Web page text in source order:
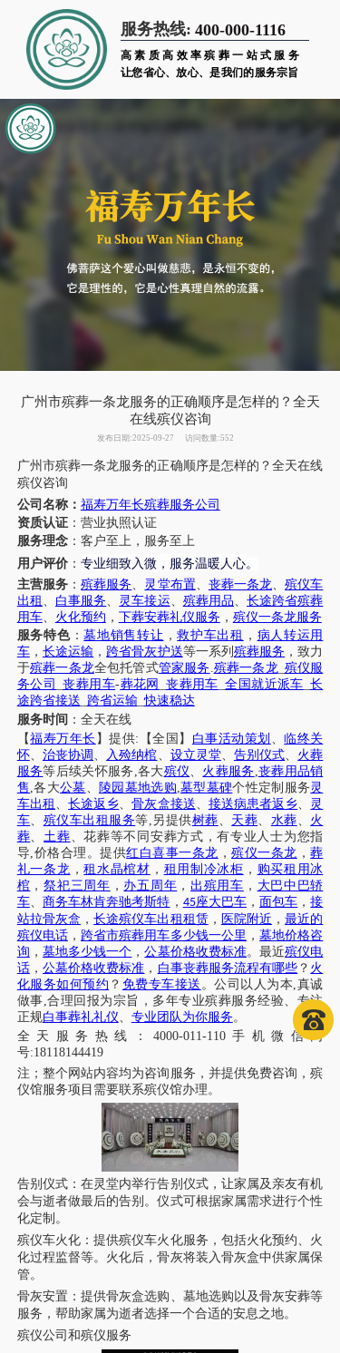
服务热线: 400-000-1116
高素质高效率殡葬一站式服务
让您省心、放心、是我们的服务宗旨
广州市殡葬一条龙服务的正确顺序是怎样的？全天
在线殡仪咨询
发布日期:2025-09-27 访问数量:552
广州市殡葬一条龙服务的正确顺序是怎样的 ？全天在线
殡仪咨询
公司名称： 福寿万年长殡葬服务公司
资质认证：营业执照认证
服务理念：客户至上，服务至上
用户评价： 专业细致入微，服务温暖人心。
主营服务 ：殡葬服务、 灵堂布置、 丧葬一条龙、殡仪车
出租 、 白事服务、 灵车接运、 殡葬用品、 长途跨省殡葬
用车、 火化预约 ， 下葬安葬礼仪服务 ， 殡仪一条龙服务
服务特色：墓地销售转让 ，救护车出租 ， 病人转运用
车， 长途运输 ，跨省骨灰护送等一系列 殡葬服务 ，致力
于殡葬一条龙全包托管式管家服务 .殡葬一条龙_ 殡仪服
务公司
_丧葬用车-葬花网 丧葬用车 全国就近派车 长
途跨省接送 跨省运输_快速稳达
服务时间 ：全天在线
【福寿万年长 】提供:【全国】 白事活动策划 、临终关
怀、 治丧协调 、 入殓纳棺、 设立灵堂、 告别仪式、 火葬
服务等后续关怀服务 ,各大殡仪、 火葬服务 ,丧葬用品销
售,各大公墓、 陵园墓地选购,墓型墓碑个性定制服务 灵
车出租 、长途返乡、骨灰盒接送、 接送病患者返乡、
灵
车、 殡仪车出租服务等,另提供树葬、 天葬、 水葬、 火
葬、土葬、花葬等不同安葬方式，有专业人士为您指
导,价格合理。提供红白喜事一条龙 ，殡仪一条龙 ，葬
礼一条龙 ，租水晶棺材 ， 租用制冷冰柜 ， 购买租用冰
棺 ，祭祀三周年 ， 办五周年 ， 出殡用车 ， 大巴中巴轿
车、 商务车林肯奔驰考斯特 ， 45座大巴车， 面包车 ，接
站拉骨灰盒 ，长途殡仪车出租租赁， 医院附近 ，最近的
殡仪电话 ，跨省市殡葬用车多少钱一公里 ，墓地价格咨
询 ， 墓地多少钱一个 ，公墓价格收费标准。最近殡仪电
话， 公墓价格收费标准 ， 白事丧葬服务流程有哪些 ？ 火
化服务如何预约 ？ 免费专车接送 。公司以人为本,真诚
做事,合理回报为宗旨，多年专业殡葬服务经验、专注
正规白事葬礼礼仪、 专业团队为你服务。
全天服务热线
： 4000-011-110手机微信同
号:18118144419
注； 整个网站内容均为咨询服务，并提供免费咨询，殡
仪馆服务项目需要联系殡仪馆办理。
告别仪式：在灵堂内举行告别仪式，让家属及亲友有机
会与逝者做最后的告别。仪式可根据家属需求进行个性
化定制。
殡仪车火化：提供殡仪车火化服务，包括火化预约、火
化过程监督等。火化后，骨灰将装入骨灰盒中供家属保
管。
骨灰安置：提供骨灰盒选购、墓地选购以及骨灰安葬等
服务，帮助家属为逝者选择一个合适的安息之地。
殡仪公司和殡仪服务